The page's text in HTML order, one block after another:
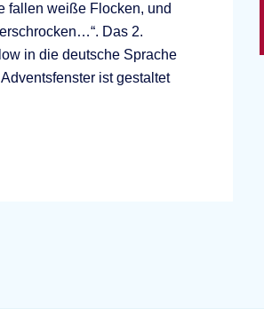
fallen weiße Flocken, und
Das 2.
in die deutsche Sprache
ist gestaltet